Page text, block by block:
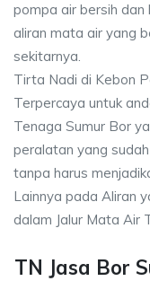
pompa air bersih dan
aliran mata air yang
sekitarnya.
Tirta Nadi di Kebon
Terpercaya untuk
Tenaga Sumur Bor
peralatan yang
tanpa harus
Lainnya pada Aliran
dalam Jalur Mata Air
TN Jasa Bor